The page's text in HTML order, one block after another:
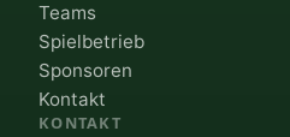
Teams
Spielbetrieb
Sponsoren
Kontakt
KONTAKT